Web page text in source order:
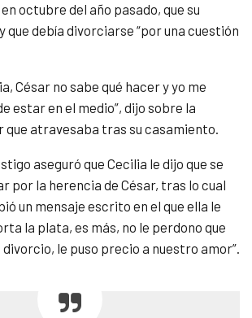
octubre del año pasado, que su
que debía divorciarse “por una cuestión
César no sabe qué hacer y yo me
estar en el medio”, dijo sobre la
atravesaba tras su casamiento.
aseguró que Cecilia le dijo que se
por la herencia de César, tras lo cual
un mensaje escrito en el que ella le
la plata, es más, no le perdono que
le puso precio a nuestro amor”.